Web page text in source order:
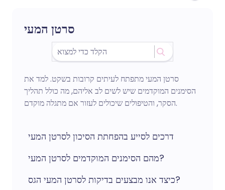
סרטן המעי
סרטן המעי מתפתח לעיתים קרובות בשקט. למד את
הסימנים המוקדמים שיש לשים לב אליהם, מה כולל תהליך
הסקר, והטיפולים שיכולים לעזור אם מתגלה מוקדם.
דרכים לסייע בהפחתת הסיכון לסרטן המעי
מהם הסימנים המוקדמים לסרטן המעי?
כיצד אנו מבצעים בדיקות לסרטן המעי הגס?